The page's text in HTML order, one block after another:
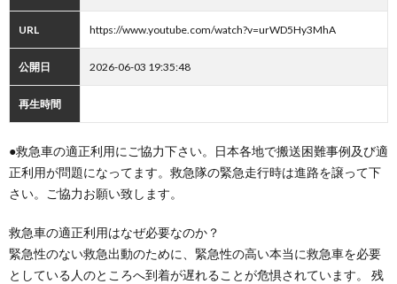
URL https://www.youtube.com/watch?v=urWD5Hy3MhA
公開日 2026-06-03 19:35:48
再生時間
●救急車の適正利用にご協力下さい。日本各地で搬送困難事例及び適
正利用が問題になってます。救急隊の緊急走行時は進路を譲って下
さい。ご協力お願い致します。
救急車の適正利用はなぜ必要なのか？
緊急性のない救急出動のために、緊急性の高い本当に救急車を必要
としている人のところへ到着が遅れることが危惧されています。 残